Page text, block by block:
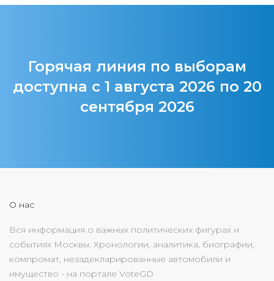
Горячая линия по выборам
доступна с 1 августа 2026 по 20
сентября 2026
О нас
Вся информация о важных политических фигурах и
событиях Москвы. Хронологии, аналитика, биографии,
компромат, незадекларированные автомобили и
имущество - на портале VoteGD